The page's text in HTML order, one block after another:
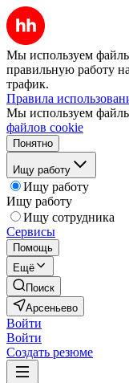
Мы используем
правильную работу
трафик.
Правила
Мы используем
файлов cookie
Понятно
Ищу работу
Ищу работу
Ищу работу
Ищу сотрудника
Сервисы
Помощь
Ещё
Поиск
Арсеньево
Войти
Войти
Создать резюме